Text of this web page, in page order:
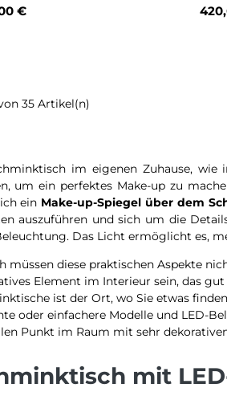
€
35 Artikel(n)
im eigenen Zuhause, wie
um ein perfektes Make-up zu
ein Make-up-Spiegel über dem
auszuführen und sich um die
Das Licht ermöglicht es,
müssen diese praktischen Aspekte
Element im Interieur sein, das
ist der Ort, wo Sie etwas
oder einfachere Modelle und LED-
Punkt im Raum mit sehr
mit